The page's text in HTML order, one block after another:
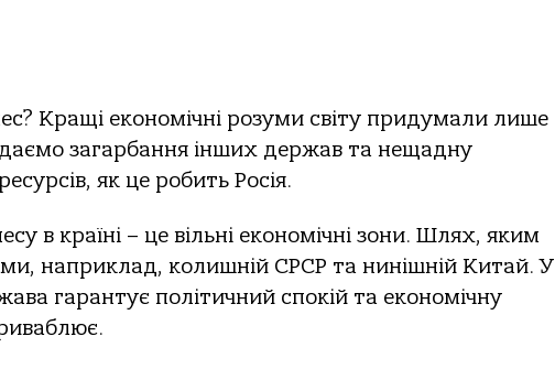
Кращі економічні розуми світу придумали лише
загарбання інших держав та нещадну
як це робить Росія.
в країні – це вільні економічні зони. Шлях, яким
наприклад, колишній СРСР та нинішній Китай. У
гарантує політичний спокій та економічну